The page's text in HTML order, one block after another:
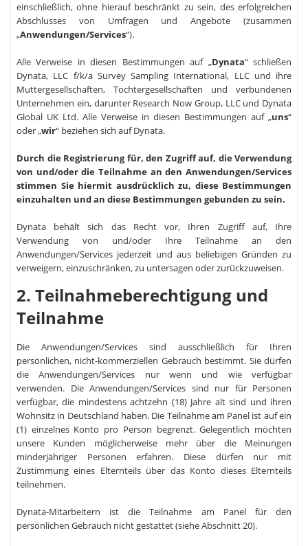
einschließlich, ohne hierauf beschränkt zu sein, des erfolgreichen
Abschlusses von Umfragen und Angebote (zusammen
„Anwendungen/Services“).
Alle Verweise in diesen Bestimmungen auf „Dynata“ schließen
Dynata, LLC f/k/a Survey Sampling International, LLC und ihre
Muttergesellschaften, Tochtergesellschaften und verbundenen
Unternehmen ein, darunter Research Now Group, LLC und Dynata
Global UK Ltd. Alle Verweise in diesen Bestimmungen auf „uns“
oder „wir“ beziehen sich auf Dynata.
Durch die Registrierung für, den Zugriff auf, die Verwendung
von und/oder die Teilnahme an den Anwendungen/Services
stimmen Sie hiermit ausdrücklich zu, diese Bestimmungen
einzuhalten und an diese Bestimmungen gebunden zu sein.
Dynata behält sich das Recht vor, Ihren Zugriff auf, Ihre
Verwendung von und/oder Ihre Teilnahme an den
Anwendungen/Services jederzeit und aus beliebigen Gründen zu
verweigern, einzuschränken, zu untersagen oder zurückzuweisen.
2. Teilnahmeberechtigung und
Teilnahme
Die Anwendungen/Services sind ausschließlich für Ihren
persönlichen, nicht-kommerziellen Gebrauch bestimmt. Sie dürfen
die Anwendungen/Services nur wenn und wie verfügbar
verwenden. Die Anwendungen/Services sind nur für Personen
verfügbar, die mindestens achtzehn (18) Jahre alt sind und ihren
Wohnsitz in Deutschland haben. Die Teilnahme am Panel ist auf ein
(1) einzelnes Konto pro Person begrenzt. Gelegentlich möchten
unsere Kunden möglicherweise mehr über die Meinungen
minderjähriger Personen erfahren. Diese dürfen nur mit
Zustimmung eines Elternteils über das Konto dieses Elternteils
teilnehmen.
Dynata-Mitarbeitern ist die Teilnahme am Panel für den
persönlichen Gebrauch nicht gestattet (siehe Abschnitt 20).